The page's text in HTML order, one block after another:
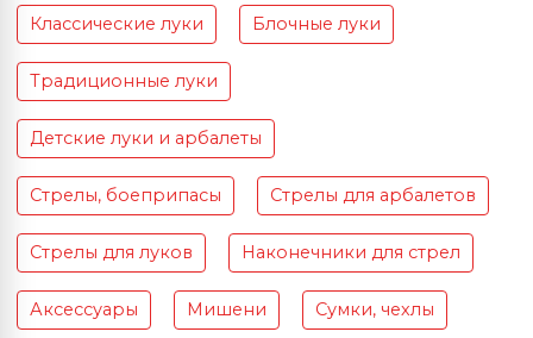
Классические луки Блочные луки
Традиционные луки
Детские луки и арбалеты
Стрелы, боеприпасы Стрелы для арбалетов
Стрелы для луков Наконечники для стрел
Аксессуары Мишени Сумки, чехлы